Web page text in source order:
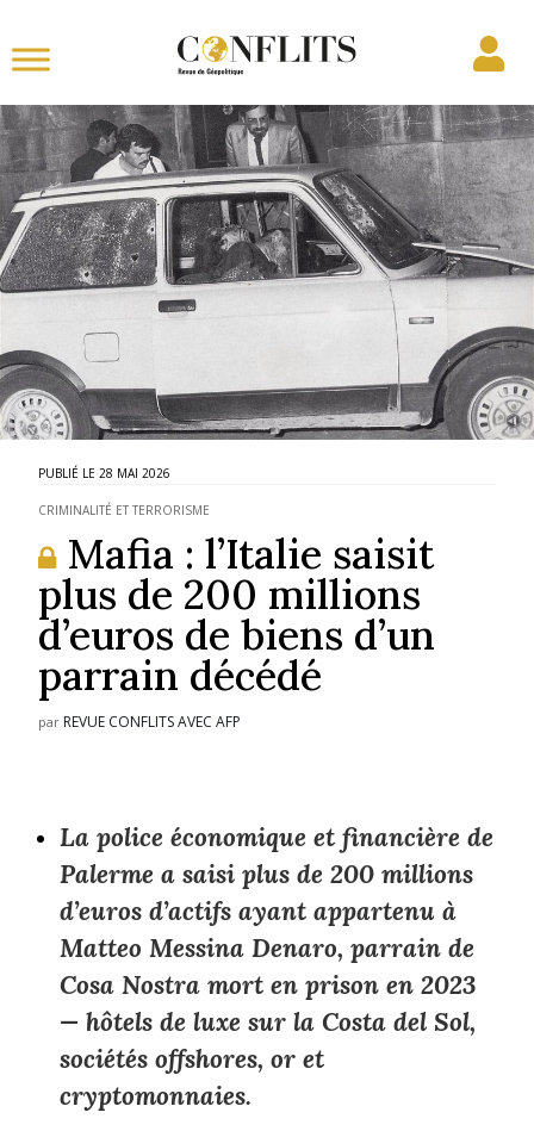
28 MAI 2026
CRIMINALITÉ ET TERRORISME
Mafia : l’Italie saisit
plus de 200 millions
d’euros de biens d’un
parrain décédé
par REVUE CONFLITS AVEC AFP
La police économique et financière de
Palerme a saisi plus de 200 millions
d’euros d’actifs ayant appartenu à
Matteo Messina Denaro, parrain de
Cosa Nostra mort en prison en 2023
— hôtels de luxe sur la Costa del Sol,
sociétés offshores, or et
cryptomonnaies.